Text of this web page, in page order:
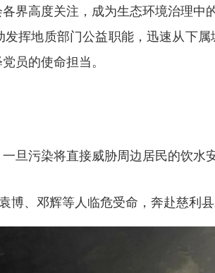
界高度关注，成为生态环境治理中
挥地质部门公益职能，迅速从下
员的使命担当。
旦污染将直接威胁周边居民的饮水安
、邓辉等人临危受命，奔赴慈利